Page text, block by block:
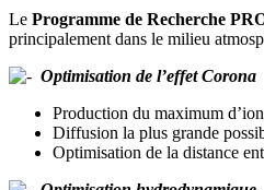
Le Programme de Recherche
principalement dans le milieu
Optimisation de l’effet Corona
Production du maximum
Diffusion la plus grande
Optimisation de la distance